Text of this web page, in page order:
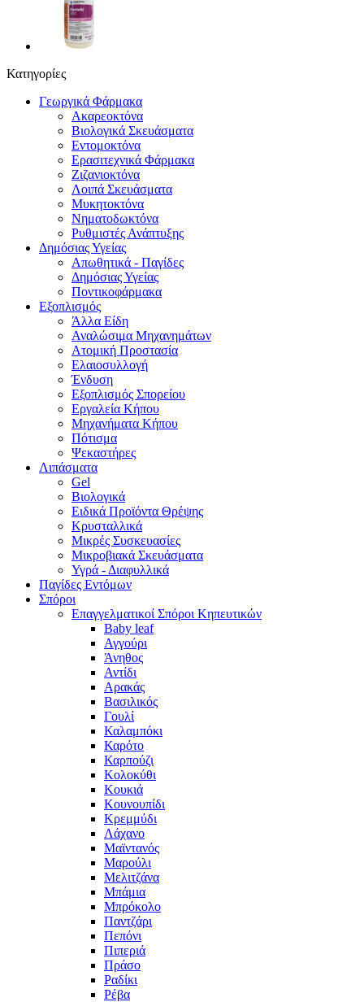
Κατηγορίες
Γεωργικά Φάρμακα
Ακαρεοκτόνα
Βιολογικά Σκευάσματα
Εντομοκτόνα
Ερασιτεχνικά Φάρμακα
Ζιζανιοκτόνα
Λοιπά Σκευάσματα
Μυκητοκτόνα
Νηματοδωκτόνα
Ρυθμιστές Ανάπτυξης
Δημόσιας Υγείας
Απωθητικά - Παγίδες
Δημόσιας Υγείας
Ποντικοφάρμακα
Εξοπλισμός
Άλλα Είδη
Αναλώσιμα Μηχανημάτων
Ατομική Προστασία
Ελαιοσυλλογή
Ένδυση
Εξοπλισμός Σπορείου
Εργαλεία Κήπου
Μηχανήματα Κήπου
Πότισμα
Ψεκαστήρες
Λιπάσματα
Gel
Βιολογικά
Ειδικά Προϊόντα Θρέψης
Κρυσταλλικά
Μικρές Συσκευασίες
Μικροβιακά Σκευάσματα
Υγρά - Διαφυλλικά
Παγίδες Εντόμων
Σπόροι
Επαγγελματικοί Σπόροι Κηπευτικών
Baby leaf
Αγγούρι
Άνηθος
Αντίδι
Αρακάς
Βασιλικός
Γουλί
Καλαμπόκι
Καρότο
Καρπούζι
Κολοκύθι
Κουκιά
Κουνουπίδι
Κρεμμύδι
Λάχανο
Μαϊντανός
Μαρούλι
Μελιτζάνα
Μπάμια
Μπρόκολο
Παντζάρι
Πεπόνι
Πιπεριά
Πράσο
Ραδίκι
Ρέβα